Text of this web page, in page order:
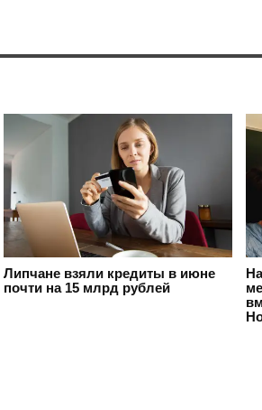
Липчане взяли кредиты в июне
почти на 15 млрд рублей